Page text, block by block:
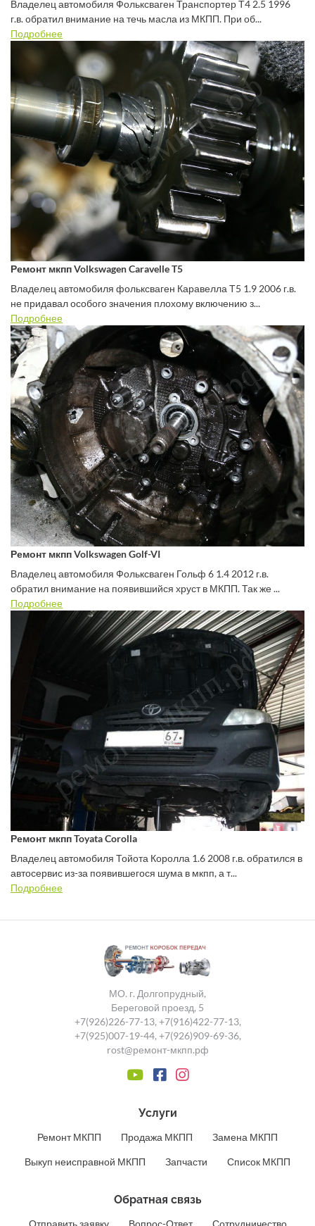
Владелец автомобиля Фольксваген Транспортер Т4 2.5 1996
г.в. обратил внимание на течь масла из МКПП. При об...
Подробнее
Ремонт мкпп Volkswagen Caravelle T5
Владелец автомобиля фольксваген Каравелла Т5 1.9 2006 г.в.
не придавал особого значения плохому включению з...
Подробнее
Ремонт мкпп Volkswagen Golf-VI
Владелец автомобиля Фольксваген Гольф 6 1.4 2012 г.в.
обратил внимание на появившийся хруст в МКПП. Так же ...
Подробнее
Ремонт мкпп Toyata Corolla
Владелец автомобиля Тойота Королла 1.6 2008 г.в. обратился в
автосервис из-за появившегося шума в мкпп, а т...
Подробнее
МО. г. Долгопрудный,
Береговой проезд, 5
+7(926)226-77-13, +7(916)422-77-13,
+7(925)007-19-44, +7(926)909-69-36,
rost@ремонт-мкпп.рф
Услуги
Ремонт МКПП Продажа МКПП Замена МКПП
Выкуп неисправной МКПП Запчасти Список МКПП
Обратная связь
Отправить заявку Вопрос-Ответ Сотрудничество